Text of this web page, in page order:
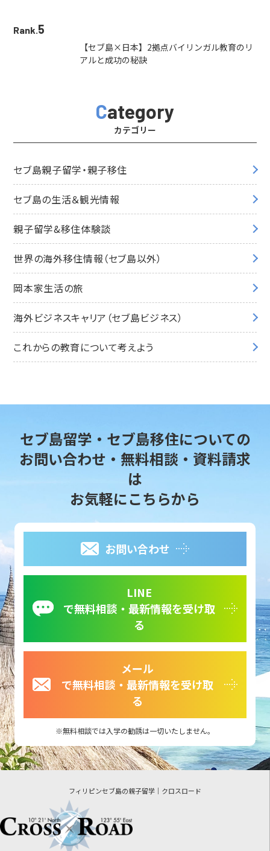
Rank.5
【セブ島×日本】2拠点バイリンガル教育のリ
アルと成功の秘訣
Category
カテゴリー
セブ島親子留学・親子移住
セブ島の生活＆観光情報
親子留学&移住体験談
世界の海外移住情報（セブ島以外）
岡本家生活の旅
海外ビジネスキャリア（セブ島ビジネス）
これからの教育について考えよう
セブ島留学・セブ島移住についての
お問い合わせ・無料相談・資料請求
は
お気軽にこちらから
お問い合わせ
LINE
で無料相談・最新情報を受け取
る
メール
で無料相談・最新情報を受け取
る
無料相談では入学の勧誘は一切いたしません。
フィリピンセブ島の親子留学｜クロスロード